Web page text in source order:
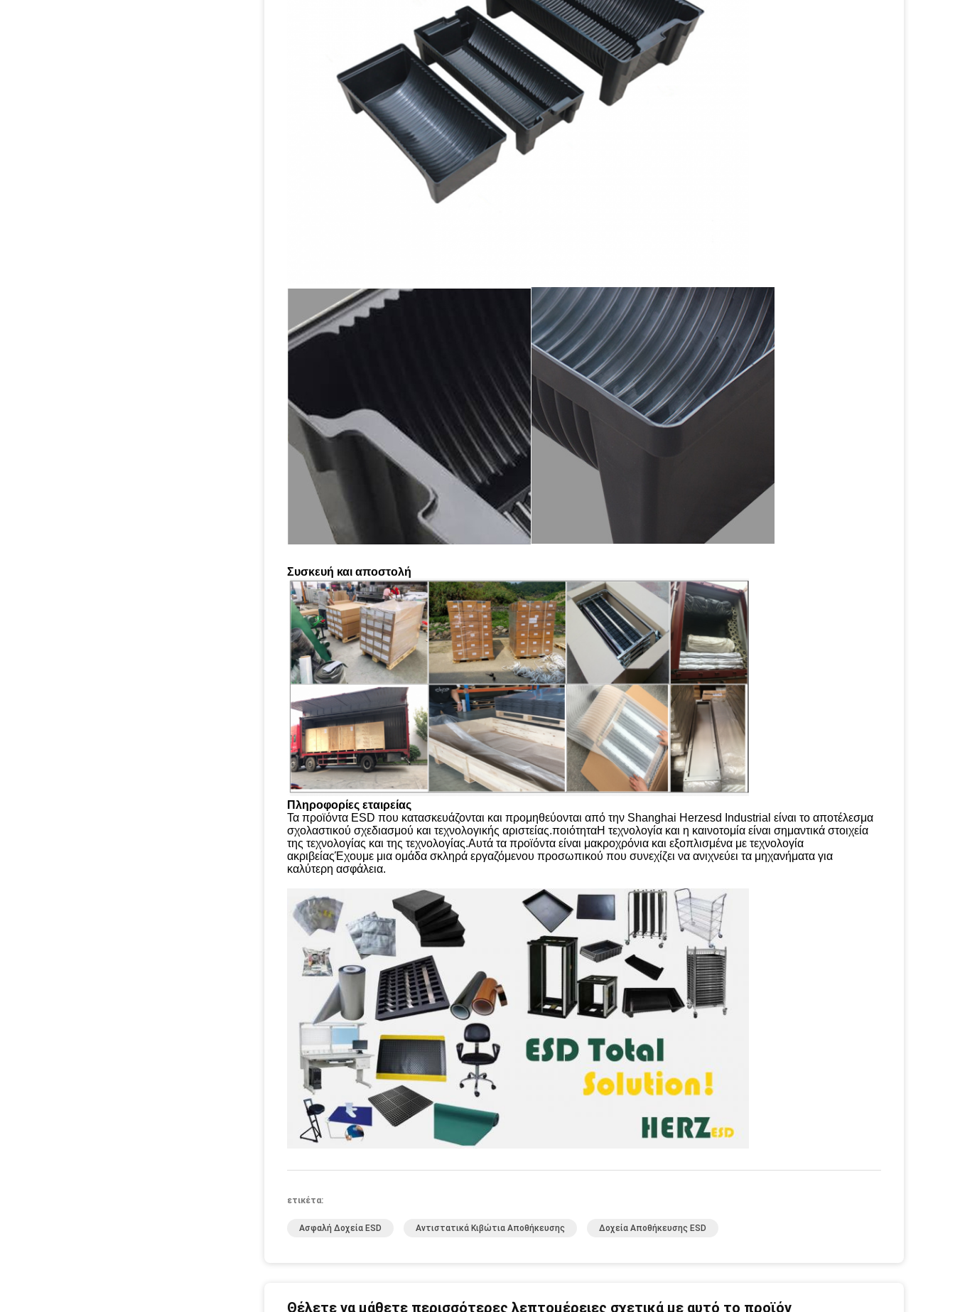
Συσκευή και αποστολή
Πληροφορίες εταιρείας
Τα προϊόντα ESD που κατασκευάζονται και προμηθεύονται από την Shanghai Herzesd Industrial είναι το αποτέλεσμα
σχολαστικού σχεδιασμού και τεχνολογικής αριστείας.ποιότηταΗ τεχνολογία και η καινοτομία είναι σημαντικά στοιχεία
της τεχνολογίας και της τεχνολογίας.Αυτά τα προϊόντα είναι μακροχρόνια και εξοπλισμένα με τεχνολογία
ακριβείαςΈχουμε μια ομάδα σκληρά εργαζόμενου προσωπικού που συνεχίζει να ανιχνεύει τα μηχανήματα για
καλύτερη ασφάλεια.
ετικέτα:
Ασφαλή Δοχεία ESD Αντιστατικά Κιβώτια Αποθήκευσης Δοχεία Αποθήκευσης ESD
Θέλετε να μάθετε περισσότερες λεπτομέρειες σχετικά με αυτό το προϊόν